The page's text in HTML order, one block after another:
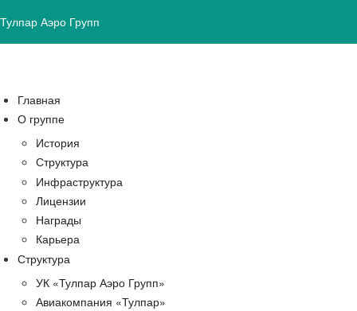
Тулпар Аэро Групп
Главная
О группе
История
Структура
Инфраструктура
Лицензии
Награды
Карьера
Структура
УК «Тулпар Аэро Групп»
Авиакомпания «Тулпар»